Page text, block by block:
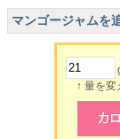
マンゴージャムを
↑ 量を変